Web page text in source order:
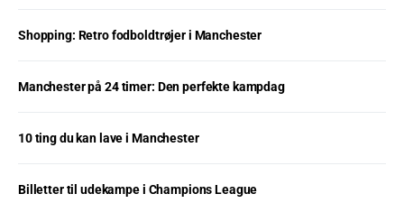
Shopping: Retro fodboldtrøjer i Manchester
Manchester på 24 timer: Den perfekte kampdag
10 ting du kan lave i Manchester
Billetter til udekampe i Champions League